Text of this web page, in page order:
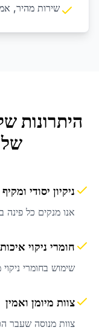
שירות מהיר,
היתרונות
של
ניקיון יסודי ומקיף
אנו מנקים כל
חומרי ניקוי
שימוש בחומרי ניקוי
צוות מיומן ואמין
צוות מנוסה שעבר